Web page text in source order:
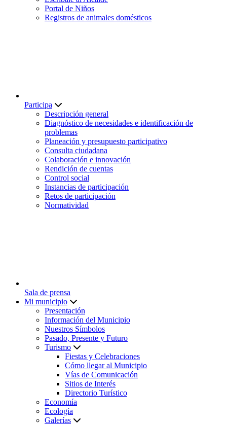
Portal de Niños
Registros de animales domésticos
Participa
Descripción general
Diagnóstico de necesidades e identificación de
problemas
Planeación y presupuesto participativo
Consulta ciudadana
Colaboración e innovación
Rendición de cuentas
Control social
Instancias de participación
Retos de participación
Normatividad
Sala de prensa
Mi municipio
Presentación
Información del Municipio
Nuestros Símbolos
Pasado, Presente y Futuro
Turismo
Fiestas y Celebraciones
Cómo llegar al Municipio
Vías de Comunicación
Sitios de Interés
Directorio Turístico
Economía
Ecología
Galerías